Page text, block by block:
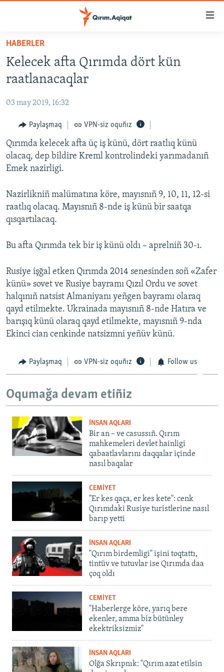
Esas
qaytmaq
Baş
qaytmaq
qaytmaq
HABERLER
SİYASET
CEMİYET
MEDENİYET
İNSAN AQLARI
VİDEO
BLOGLAR
FİKİR
Русский
QOŞULIÑIZ!
RFE/RS bütün saytları
HABERLER
Kelecek afta Qırımda dört kün
raatlanacaqlar
03 may 2019, 16:32
Paylaşmaq VPN-siz oquñız
Qırımda kelecek afta üç iş künü, dört raatlıq künü
olacaq, dep bildire Kreml kontrolindeki yarımadanıñ
Emek nazirligi.
Nazirlikniñ malümatına köre, mayısnıñ 9, 10, 11, 12-si
raatlıq olacaq. Mayısnıñ 8-nde iş künü bir saatqa
qısqartılacaq.
Bu afta Qırımda tek bir iş künü oldı – aprelniñ 30-ı.
Rusiye işğal etken Qırımda 2014 senesinden soñ «Zafer
künü» sovet ve Rusiye bayramı Qızıl Ordu ve sovet
halqınıñ natsist Almaniyanı yeñgen bayramı olaraq
qayd etilmekte. Ukrainada mayısnıñ 8-nde Hatıra ve
barışıq künü olaraq qayd etilmekte, mayısnıñ 9-nda
Ekinci cian cenkinde natsizmni yeñüv künü.
Paylaşmaq VPN-siz oquñız Follow us
Oqumağa devam etiñiz
İNSAN AQLARI
Bir an – ve casussıñ. Qırım
mahkemeleri devlet hainligi
qabaatlavlarını daqqalar içinde
nasıl baqalar
CEMİYET
"Er kes qaça, er kes kete": cenk
Qırımdaki Rusiye turistlerine nasıl
barıp yetti
İNSAN AQLARI
"Qırım birdemligi" işini toqtattı,
tintüv ve tutuvlar ise Qırımda daa
çoq oldı
CEMİYET
"Haberlerge köre, yarıq bere
ekenler, amma biz bütünley
ekektriksizmiz"
İNSAN AQLARI
Olğa Skrıpnık: "Qırım azat etilsin